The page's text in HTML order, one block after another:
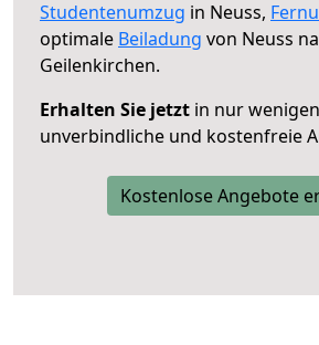
Studentenumzug in Neuss,
optimale Beiladung von Neuss
Geilenkirchen.
Erhalten Sie jetzt in nur
unverbindliche und kostenfreie
Kostenlose Angebote